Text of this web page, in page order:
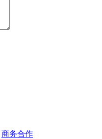
商务合作